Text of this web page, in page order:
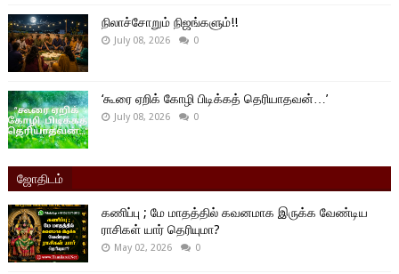
நிலாச்சோறும் நிஜங்களும்!!
July 08, 2026 0
‘கூரை ஏறிக் கோழி பிடிக்கத் தெரியாதவன்…’
July 08, 2026 0
ஜோதிடம்
கணிப்பு ; மே மாதத்தில் கவனமாக இருக்க வேண்டிய
ராசிகள் யார் தெரியுமா?
May 02, 2026 0